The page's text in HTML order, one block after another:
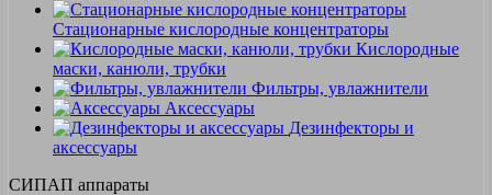
Стационарные кислородные концентраторы
Кислородные
маски, канюли, трубки
Фильтры, увлажнители
Аксессуары
Дезинфекторы и
аксессуары
СИПАП аппараты